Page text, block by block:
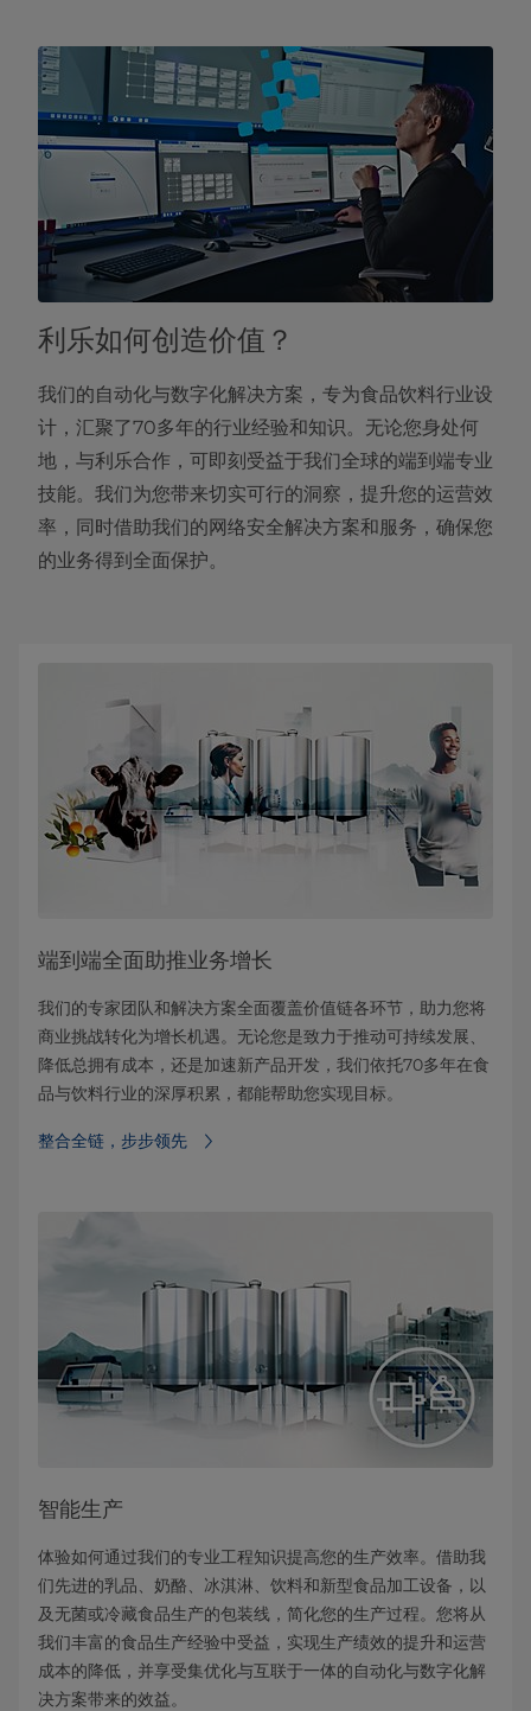
利乐如何创造价值？
我们的自动化与数字化解决方案，专为食品饮料行业设
计，汇聚了70多年的行业经验和知识。无论您身处何
地，与利乐合作，可即刻受益于我们全球的端到端专业
技能。我们为您带来切实可行的洞察，提升您的运营效
率，同时借助我们的网络安全解决方案和服务，确保您
的业务得到全面保护。
端到端全面助推业务增长
我们的专家团队和解决方案全面覆盖价值链各环节，助力您将
商业挑战转化为增长机遇。无论您是致力于推动可持续发展、
降低总拥有成本，还是加速新产品开发，我们依托70多年在食
品与饮料行业的深厚积累，都能帮助您实现目标。
整合全链，步步领先
智能生产
体验如何通过我们的专业工程知识提高您的生产效率。借助我
们先进的乳品、奶酪、冰淇淋、饮料和新型食品加工设备，以
及无菌或冷藏食品生产的包装线，简化您的生产过程。您将从
我们丰富的食品生产经验中受益，实现生产绩效的提升和运营
成本的降低，并享受集优化与互联于一体的自动化与数字化解
决方案带来的效益。